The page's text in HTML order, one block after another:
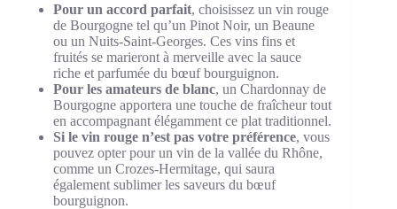
Pour un accord parfait, choisissez un vin rouge
de Bourgogne tel qu’un Pinot Noir, un Beaune
ou un Nuits-Saint-Georges. Ces vins fins et
fruités se marieront à merveille avec la sauce
riche et parfumée du bœuf bourguignon.
Pour les amateurs de blanc, un Chardonnay de
Bourgogne apportera une touche de fraîcheur tout
en accompagnant élégamment ce plat traditionnel.
Si le vin rouge n’est pas votre préférence, vous
pouvez opter pour un vin de la vallée du Rhône,
comme un Crozes-Hermitage, qui saura
également sublimer les saveurs du bœuf
bourguignon.